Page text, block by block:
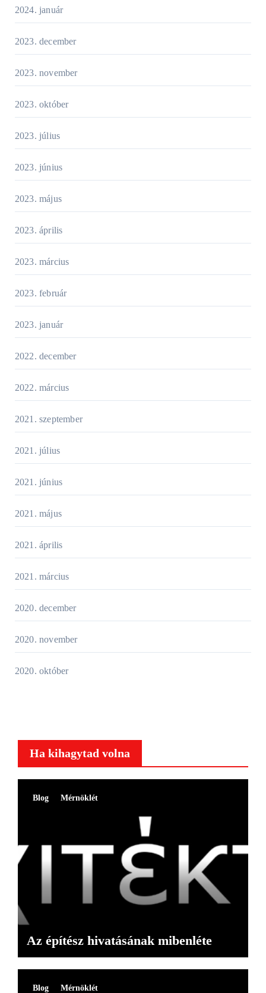
2024. január
2023. december
2023. november
2023. október
2023. július
2023. június
2023. május
2023. április
2023. március
2023. február
2023. január
2022. december
2022. március
2021. szeptember
2021. július
2021. június
2021. május
2021. április
2021. március
2020. december
2020. november
2020. október
Ha kihagytad volna
Blog Mérnöklét
Az építész hivatásának mibenléte
Blog Mérnöklét